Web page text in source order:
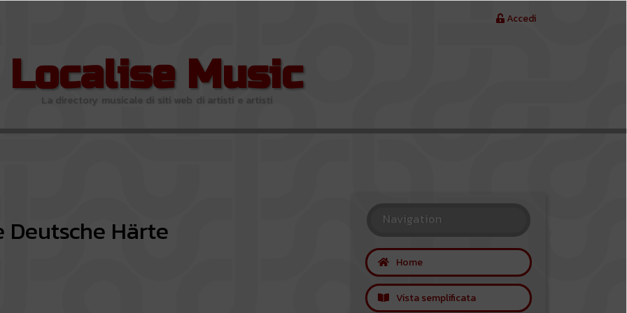
Accedi
Localise Music
La directory musicale di siti web di artisti e artisti
Deutsche Härte Navigation
Home
Vista semplificata